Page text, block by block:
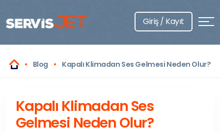
Giriş / Kayıt
Blog Kapalı Klimadan Ses Gelmesi Neden Olur?
Kapalı Klimadan Ses
Gelmesi Neden Olur?